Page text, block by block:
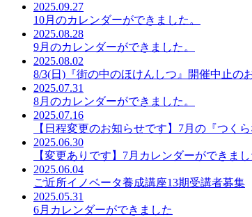
2025.09.27
10月のカレンダーができました。
2025.08.28
9月のカレンダーができました。
2025.08.02
8/3(日)『街の中のほけんしつ』開催中止の
2025.07.31
8月のカレンダーができました。
2025.07.16
【日程変更のお知らせです】7月の『つく
2025.06.30
【変更ありです】7月カレンダーができまし
2025.06.04
ご近所イノベータ養成講座13期受講者募集
2025.05.31
6月カレンダーができました